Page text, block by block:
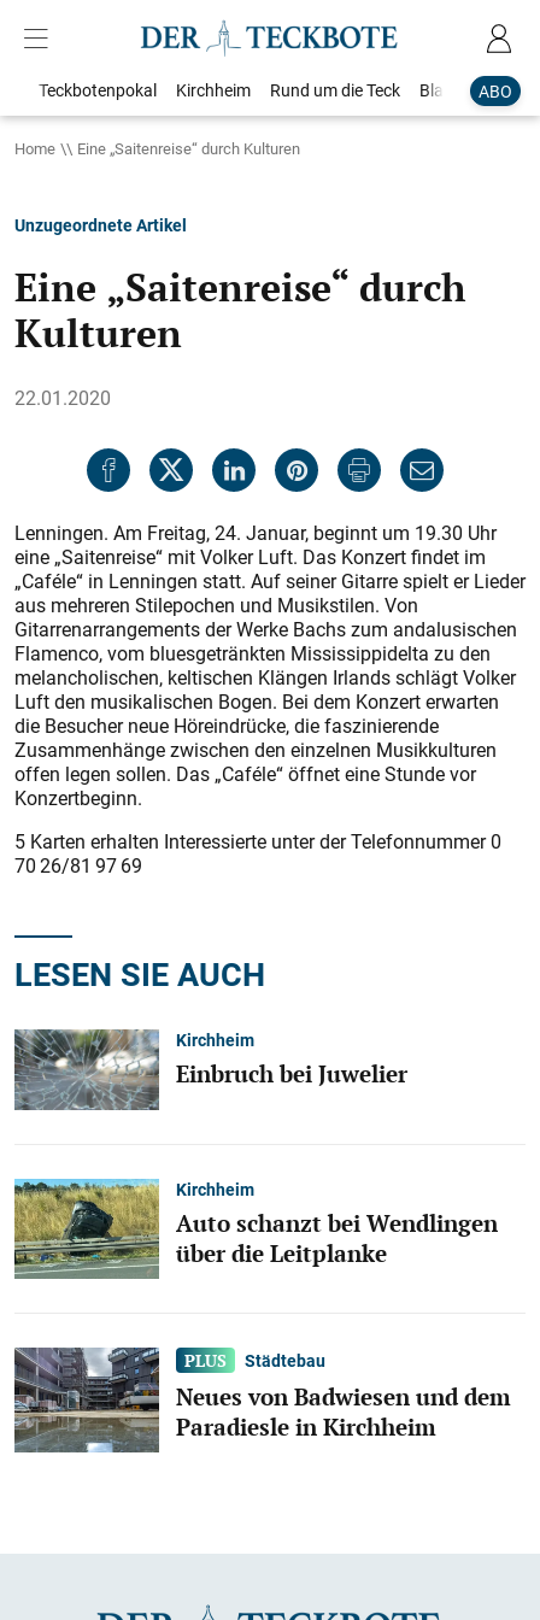
ABO
Teckbotenpokal Kirchheim Rund um die Teck Blaulicht
Home Eine „Saitenreise“ durch Kulturen
Unzugeordnete Artikel
Eine „Saitenreise“ durch
Kulturen
22.01.2020
Lenningen. Am Freitag, 24. Januar, beginnt um 19.30 Uhr
eine „Saitenreise“ mit Volker Luft. Das Konzert findet im
„Caféle“ in Lenningen statt. Auf seiner Gitarre spielt er Lieder
aus mehreren Stilepochen und Musikstilen. Von
Gitarrenarrangements der Werke Bachs zum andalusischen
Flamenco, vom bluesgetränkten Mississippidelta zu den
melancholischen, keltischen Klängen Irlands schlägt Volker
Luft den musikalischen Bogen. Bei dem Konzert erwarten
die Besucher neue Höreindrücke, die faszinierende
Zusammenhänge zwischen den einzelnen Musikkulturen
offen legen sollen. Das „Caféle“ öffnet eine Stunde vor
Konzertbeginn.
5 Karten erhalten Interessierte unter der Telefonnummer 0
70 26/81 97 69
LESEN SIE AUCH
Kirchheim
Einbruch bei Juwelier
Kirchheim
Auto schanzt bei Wendlingen
über die Leitplanke
Städtebau
Neues von Badwiesen und dem
Paradiesle in Kirchheim